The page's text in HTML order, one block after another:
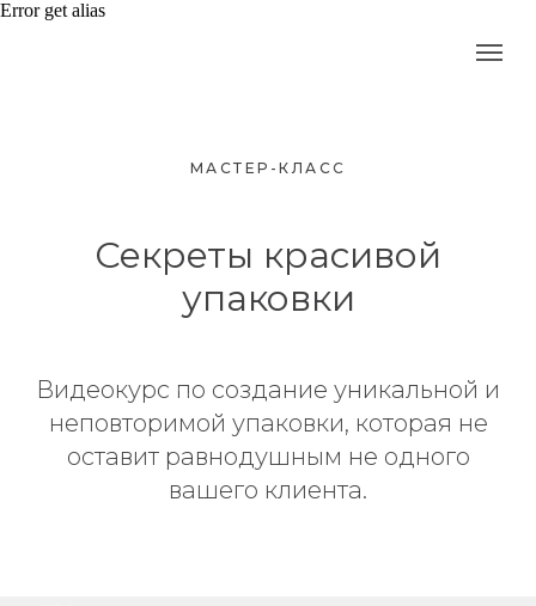
Error get alias
МАСТЕР-КЛАСС
Секреты красивой
упаковки
Видеокурс по создание уникальной и
неповторимой упаковки, которая не
оставит равнодушным не одного
вашего клиента.